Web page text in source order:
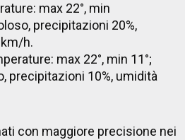
max 22°, min
precipitazioni 20%,
h.
max 22°, min 11°;
precipitazioni 10%, umidità
con maggiore precisione nei